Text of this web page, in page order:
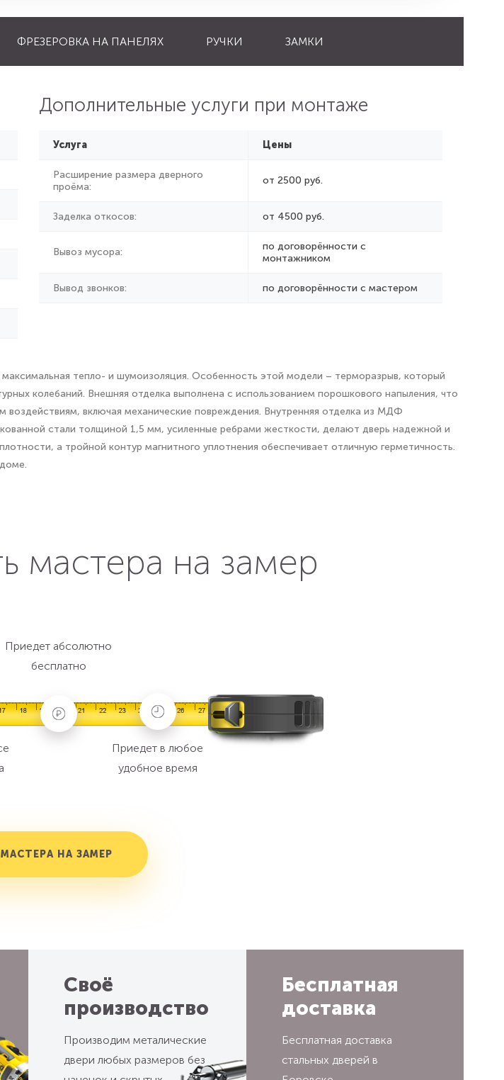
ФРЕЗЕРОВКА НА ПАНЕЛЯХ РУЧКИ ЗАМКИ
Дополнительные услуги при монтаже
Услуга Цены
Расширение размера дверного
проёма:
от 2500 руб.
Заделка откосов: от 4500 руб.
Вывоз мусора:
по договорённости с
монтажником
Вывод звонков: по договорённости с мастером
тепло- и шумоизоляция. Особенность этой модели – терморазрыв, который
колебаний. Внешняя отделка выполнена с использованием порошкового напыления, что
включая механические повреждения. Внутренняя отделка из МДФ
стали толщиной 1,5 мм, усиленные ребрами жесткости, делают дверь надежной и
а тройной контур магнитного уплотнения обеспечивает отличную герметичность.
мастера на замер
Приедет абсолютно
бесплатно
Приедет в любое
удобное время
НА ЗАМЕР
Своё
производство
Производим металические
двери любых размеров без
Бесплатная
доставка
Бесплатная доставка
стальных дверей в